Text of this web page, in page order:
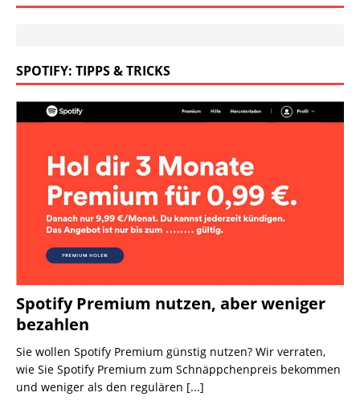
SPOTIFY: TIPPS & TRICKS
Spotify Premium nutzen, aber weniger
bezahlen
Sie wollen Spotify Premium günstig nutzen? Wir verraten,
wie Sie Spotify Premium zum Schnäppchenpreis bekommen
und weniger als den regulären [...]